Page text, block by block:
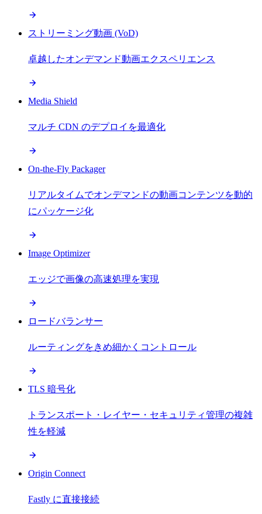
ストリーミング動画 (VoD)
卓越したオンデマンド動画エクスペリエンス
Media Shield
マルチ CDN のデプロイを最適化
On-the-Fly Packager
リアルタイムでオンデマンドの動画コンテンツを動的
にパッケージ化
Image Optimizer
エッジで画像の高速処理を実現
ロードバランサー
ルーティングをきめ細かくコントロール
TLS 暗号化
トランスポート・レイヤー・セキュリティ管理の複雑
性を軽減
Origin Connect
Fastly に直接接続